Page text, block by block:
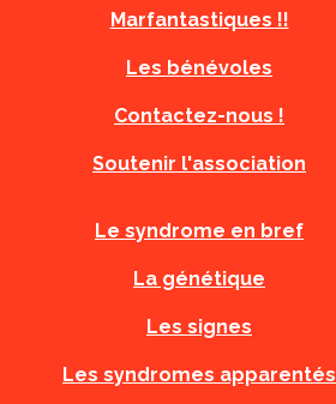
Marfantastiques !!
Les bénévoles
Contactez-nous !
Soutenir l'association
Le syndrome en bref
La génétique
Les signes
Les syndromes apparentés